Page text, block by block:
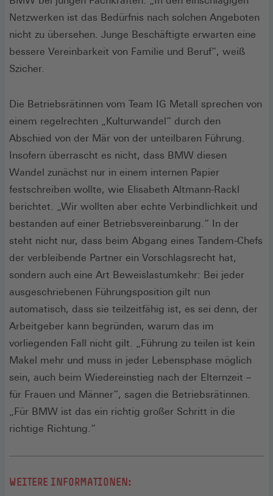
Netzwerken ist das Bedürfnis nach solchen Angeboten
nicht zu übersehen. Junge Beschäftigte erwarten eine
bessere Vereinbarkeit von Familie und Beruf“, weiß
Szicher.
Die Betriebsrätinnen vom Team IG Metall sprechen von
einem regelrechten „Kulturwandel“ durch den
Abschied von der Mär von der unteilbaren Führung.
Insofern überrascht es nicht, dass BMW diesen
Wandel zunächst nur in einem internen Papier
festschreiben wollte, wie Elisabeth Altmann-Rackl
berichtet. „Wir wollten aber echte Verbindlichkeit und
bestanden auf einer Betriebsvereinbarung.“ In der
steht nicht nur, dass beim Abgang eines Tandem-Chefs
der verbleibende Partner ein Vorschlagsrecht hat,
sondern auch eine Art Beweislastumkehr: Bei jeder
ausgeschriebenen Führungsposition gilt nun
automatisch, dass sie teilzeitfähig ist, es sei denn, der
Arbeitgeber kann begründen, warum das im
vorliegenden Fall nicht gilt. „Führung zu teilen ist kein
Makel mehr und muss in jeder Lebensphase möglich
sein, auch beim Wiedereinstieg nach der Elternzeit –
für Frauen und Männer“, sagen die Betriebsrätinnen.
„Für BMW ist das ein richtig großer Schritt in die
richtige Richtung.“
WEITERE INFORMATIONEN: